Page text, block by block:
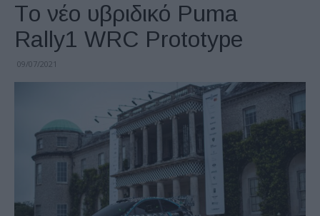
Tο νέο υβριδικό Puma
Rally1 WRC Prototype
09/07/2021